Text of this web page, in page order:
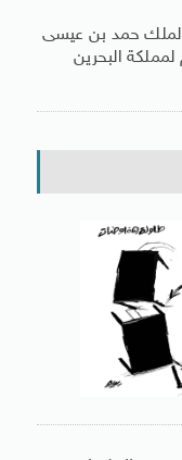
حمد بن عيسى
البحرين